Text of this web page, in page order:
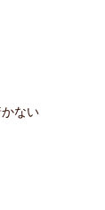
ない